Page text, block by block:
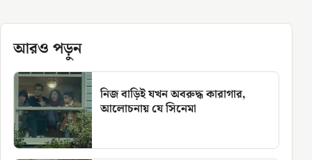
আরও পড়ুন
নিজ বাড়িই যখন অবরুদ্ধ কারাগার,
আলোচনায় যে সিনেমা